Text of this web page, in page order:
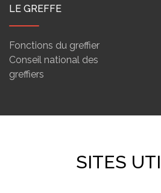
LE GREFFE
Fonctions du greffier
Conseil national des
greffiers
SITES